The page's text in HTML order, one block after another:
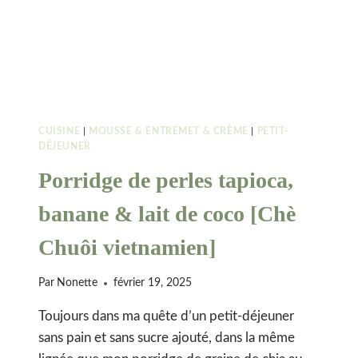
CUISINE MOUSSE & ENTREMET & CRÈME
PETIT-
DÉJEUNER
Porridge de perles tapioca,
banane & lait de coco [Chè
Chuôi vietnamien]
Par Nonette février 19, 2025
Toujours dans ma quête d’un petit-déjeuner
sans pain et sans sucre ajouté, dans la même